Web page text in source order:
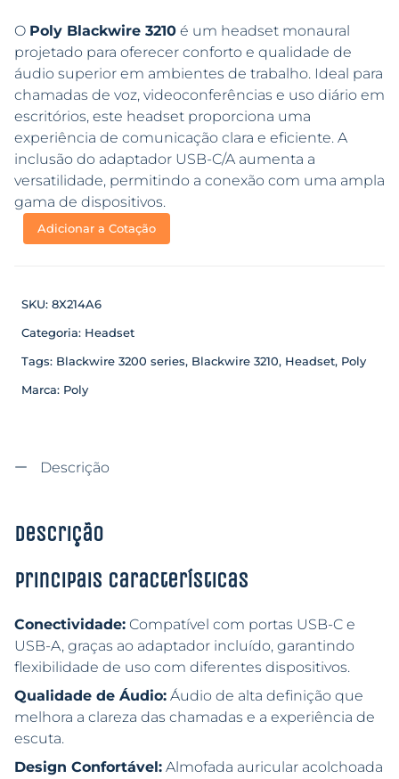
O Poly Blackwire 3210 é um headset monaural
projetado para oferecer conforto e qualidade de
áudio superior em ambientes de trabalho. Ideal para
chamadas de voz, videoconferências e uso diário em
escritórios, este headset proporciona uma
experiência de comunicação clara e eficiente. A
inclusão do adaptador USB-C/A aumenta a
versatilidade, permitindo a conexão com uma ampla
gama de dispositivos.
Adicionar a Cotação
SKU: 8X214A6
Categoria: Headset
Tags: Blackwire 3200 series, Blackwire 3210, Headset, Poly
Marca: Poly
Descrição
Descrição
Principais características
Conectividade: Compatível com portas USB-C e
USB-A, graças ao adaptador incluído, garantindo
flexibilidade de uso com diferentes dispositivos.
Qualidade de Áudio: Áudio de alta definição que
melhora a clareza das chamadas e a experiência de
escuta.
Design Confortável: Almofada auricular acolchoada